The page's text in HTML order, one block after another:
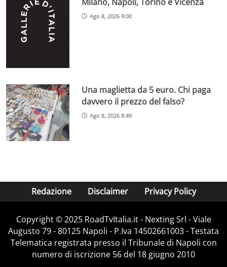
Ago 8, 2026 9:00
Una maglietta da 5 euro. Chi paga
davvero il prezzo del falso?
Ago 8, 2026 8:49
Redazione Disclaimer Privacy Policy
Copyright ©️ 2025 RoadTvItalia.it - Nexting Srl - Viale
Augusto 79 - 80125 Napoli - P.Iva 14502661003 - Testata
Telematica registrata presso il Tribunale di Napoli con
numero di iscrizione 56 del 18 giugno 2010